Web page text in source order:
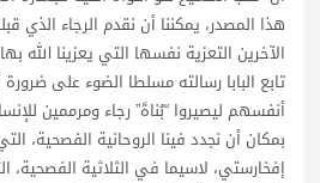
هذا المصدر، يمكننا أن نقدم الرجاء الذي
الآخرين التعزية نفسها التي يعزينا الله
تابع البابا رسالته مسلطا الضوء على
أنفسهم ليصيروا “بُناةَ” رجاء ومرممين
بمكان أن نجدد فينا الروحانية الفصحية،
إفخارستي، لاسيما في الثلاثية